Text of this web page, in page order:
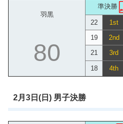
羽黒
準決勝
22
1st
80
19 2nd
21 3rd
18 4th
2月3日(日) 男子決勝